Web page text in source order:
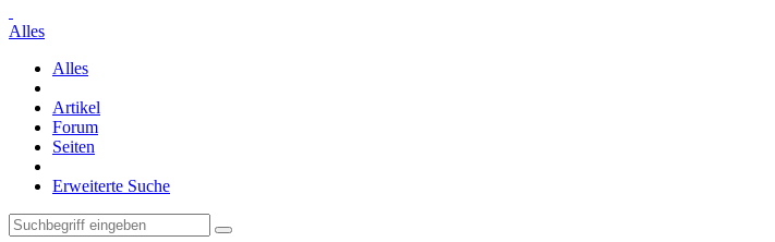
Alles
Alles
Artikel
Forum
Seiten
Erweiterte Suche